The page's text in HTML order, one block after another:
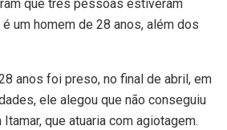
que três pessoas estiveram
um homem de 28 anos, além dos
anos foi preso, no final de abril, em
ele alegou que não conseguiu
que atuaria com agiotagem.